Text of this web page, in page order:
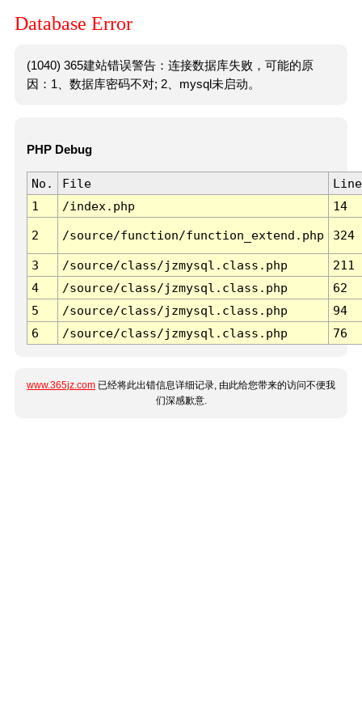
Database Error
(1040) 365建站错误警告：连接数据库失败，可能的原
因：1、数据库密码不对; 2、mysql未启动。
PHP Debug
No. File
Line
1
/index.php 14
2 /source/function/function_extend.php 324
3 /source/class/jzmysql.class.php
211
4
/source/class/jzmysql.class.php
62
5
/source/class/jzmysql.class.php
94
6
/source/class/jzmysql.class.php 76
www.365jz.com 已经将此出错信息详细记录, 由此给您带来的访问不便我
们深感歉意.